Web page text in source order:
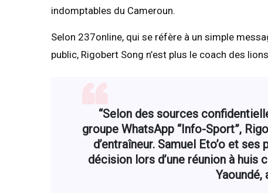
indomptables du Cameroun.
Selon 237online, qui se réfère à un simple
public, Rigobert Song n’est plus le coach des
“Selon des sources
groupe WhatsApp “Info-Sport”,
d’entraîneur. Samuel Eto’o et
décision lors d’une réunion à huis
Yaoundé,